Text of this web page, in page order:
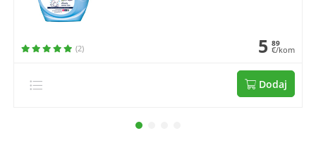
(2) 5 89
€/kom
Dodaj